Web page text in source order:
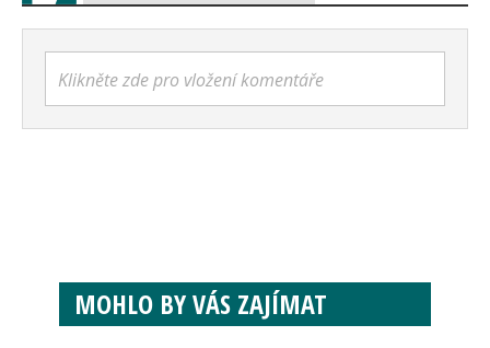
Klikněte zde pro vložení komentáře
MOHLO BY VÁS ZAJÍMAT